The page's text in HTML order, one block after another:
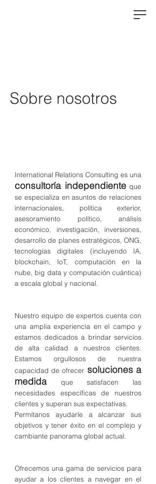
Sobre nosotros
International Relations Consulting es una
consultoría independienteque
se especializa en asuntos de relaciones
internacionales, política exterior,
asesoramiento político, análisis
económico, investigación, inversiones,
desarrollo de planes estratégicos, ONG,
tecnologías digitales (incluyendo IA,
blockchain, IoT, computación en la
nube, big data y computación cuántica)
a escala global y nacional.
Nuestro equipo de expertos cuenta con
una ampliaexperiencia en el campo y
estamos dedicados a brindar servicios
de alta calidad a nuestros clientes.
Estamos orgullosos de nuestra
capacidad de ofrecer soluciones a
medida que satisfacen las
necesidades específicas de nuestros
clientes y superan sus expectativas.
Permítanos ayudarle a alcanzar sus
objetivos y tener éxito en el complejo y
cambiante panorama global actual.
Ofrecemos una gama de servicios para
ayudar a los clientes a navegar en el